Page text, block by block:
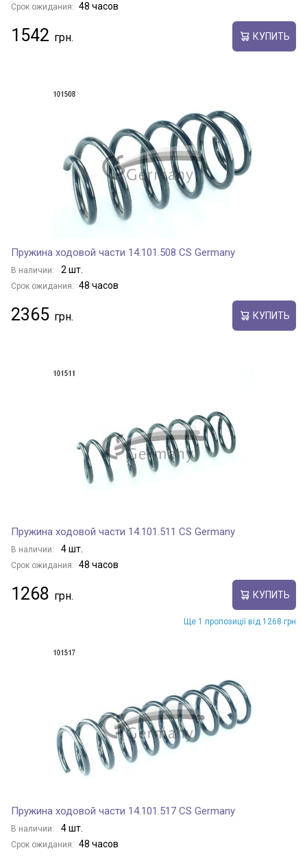
Срок ожидания: 48 часов
1542 КУПИТЬ
Пружина ходовой части 14.101.508 CS Germany
В наличии: 2 шт.
Срок ожидания: 48 часов
2365 КУПИТЬ
Пружина ходовой части 14.101.511 CS Germany
В наличии: 4 шт.
Срок ожидания: 48 часов
1268 КУПИТЬ
Ще 1 пропозиції від 1268 грн
Пружина ходовой части 14.101.517 CS Germany
В наличии: 4 шт.
Срок ожидания: 48 часов